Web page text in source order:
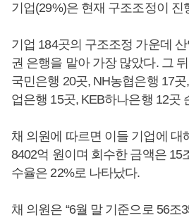
기업(29%)은 현재 구조조정이 진
기업 184곳의 구조조정 가운데
권 은행을 맡아 가장 많았다. 그
국민은행 20곳, NH농협은행 17곳
업은행 15곳, KEB하나은행 12곳
채 의원에 따르면 이들 기업에 대
8402억 원이며 회수한 금액은 15
수율은 22%로 나타났다.
채 의원은 “6월 말 기준으로 56조